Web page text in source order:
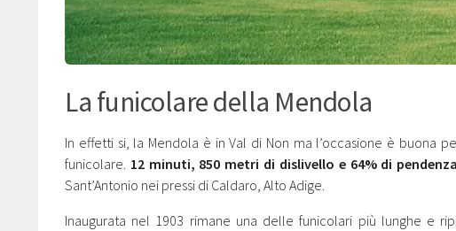
La funicolare della Mendola
In effetti si, la Mendola è in Val di Non ma l’occasione è buona
funicolare. 12 minuti, 850 metri di dislivello e 64% di
Sant’Antonio nei pressi di Caldaro, Alto Adige.
Inaugurata nel 1903 rimane una delle funicolari più lunghe e